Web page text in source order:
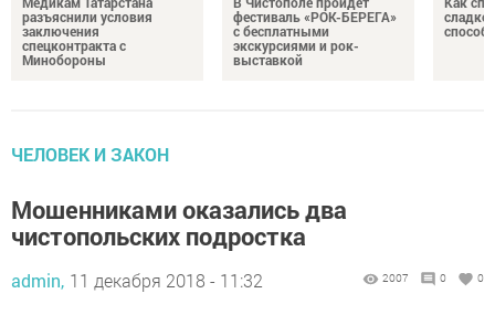
разъяснили условия
заключения
спецконтракта с
Минобороны
фестиваль «РОК-БЕРЕГА»
с бесплатными
экскурсиями и рок-
выставкой
ЧЕЛОВЕК И ЗАКОН
Мошенниками оказались два
чистопольских подростка
admin, 11 декабря 2018 - 11:32 2007 0 0